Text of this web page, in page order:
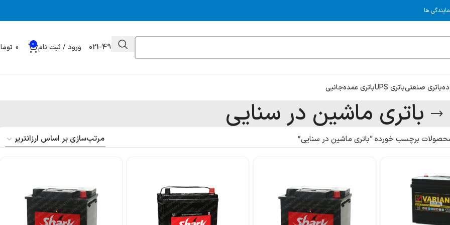
ها
021-49032000 ورود / ثبت نام 0
باتری صنعتیباتری UPS باتری عمدهجانبی
باتری ماشین در سنایی
برچسب خورده “باتری ماشین در سنایی”